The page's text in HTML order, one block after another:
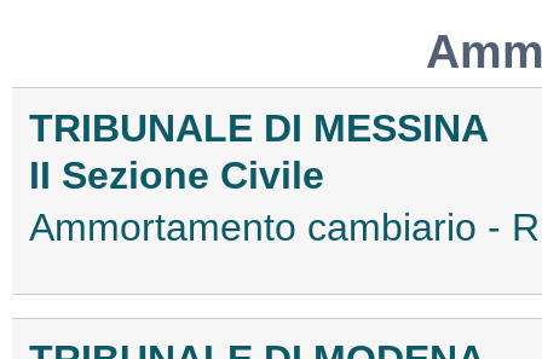
TRIBUNALE DI MESSINA
II Sezione Civile
Ammortamento cambiario -